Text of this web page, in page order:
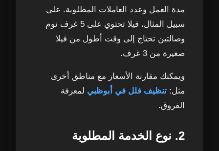
مدة العمل وعدد العاملات المطلوبة. على
سبيل المثال، فيلا تحتوي على 5 غرف نوم
وصالتين تحتاج إلى وقت أطول من فيلا
صغيرة من 3 غرف.
ويمكنك مقارنة الأسعار مع مناطق أخرى
مثل: تنظيف فلل في أبوظبي لمعرفة
الفروق.
2. نوع الخدمة المطلوبة